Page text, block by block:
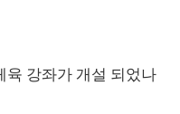
강좌가 개설 되었나